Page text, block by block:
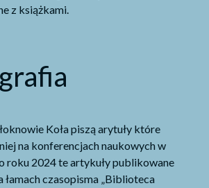
z książkami.
Koła piszą arytuły które
na konferencjach naukowych w
roku 2024 te artykuły publikowane
łamach czasopisma „Biblioteca